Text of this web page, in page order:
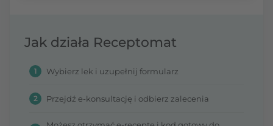
Jak działa Receptomat
1 Wybierz lek i uzupełnij formularz
2 Przejdź e-konsultację i odbierz zalecenia